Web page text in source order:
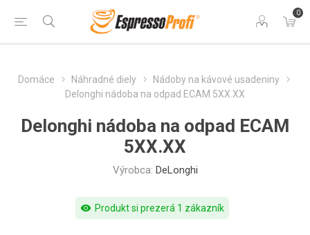
0
Domáce Náhradné diely
Nádoby na kávové usadeniny
Delonghi nádoba na odpad ECAM 5XX.XX
Delonghi nádoba na odpad ECAM
5XX.XX
Výrobca: DeLonghi
visibility Produkt si prezerá 1 zákazník